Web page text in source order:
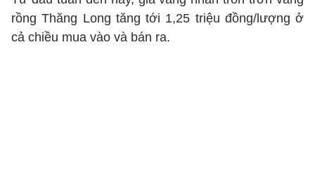
rồng Thăng Long tăng tới 1,25 triệu đồng/lượng ở
cả chiều mua vào và bán ra.